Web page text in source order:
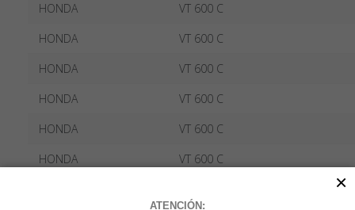
HONDA
VT 600 C
HONDA
VT 600 C
HONDA
VT 600 C
HONDA
VT 600 C
HONDA
VT 600 C
HONDA
VT 600 C
ATENCIÓN:
×